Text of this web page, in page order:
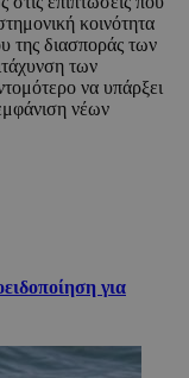
κοινότητα
της διασποράς των
των
να υπάρξει
νέων
για